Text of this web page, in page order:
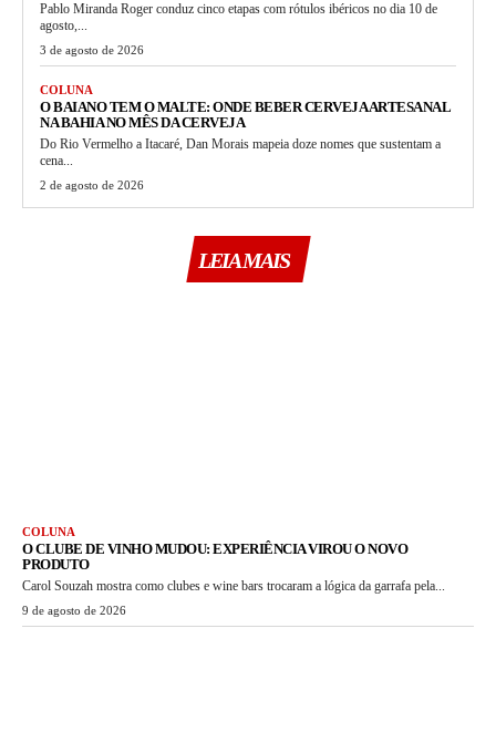
Pablo Miranda Roger conduz cinco etapas com rótulos ibéricos no dia 10 de
agosto,...
3 de agosto de 2026
COLUNA
O BAIANO TEM O MALTE: ONDE BEBER CERVEJA ARTESANAL
NA BAHIA NO MÊS DA CERVEJA
Do Rio Vermelho a Itacaré, Dan Morais mapeia doze nomes que sustentam a
cena...
2 de agosto de 2026
LEIA MAIS
COLUNA
O CLUBE DE VINHO MUDOU: EXPERIÊNCIA VIROU O NOVO
PRODUTO
Carol Souzah mostra como clubes e wine bars trocaram a lógica da garrafa pela...
9 de agosto de 2026